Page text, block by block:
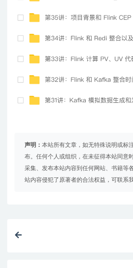
声明： 本站所有文章，如无特殊说明或标
布。任何个人或组织，在未征得本站同意
采集、发布本站内容到任何网站、书籍等
站内容侵犯了原著者的合法权益，可联系